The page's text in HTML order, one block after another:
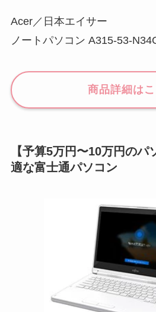
Acer／日本エイサー
ノートパソコン A315-53-
商品詳細は
【予算5万円〜10万円のパ
適な富士通パソコン